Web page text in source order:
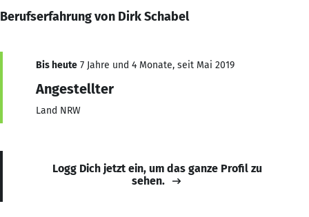
Berufserfahrung von Dirk Schabel
Bis heute 7 Jahre und 4 Monate, seit Mai 2019
Angestellter
Land NRW
Logg Dich jetzt ein, um das ganze Profil zu
sehen.